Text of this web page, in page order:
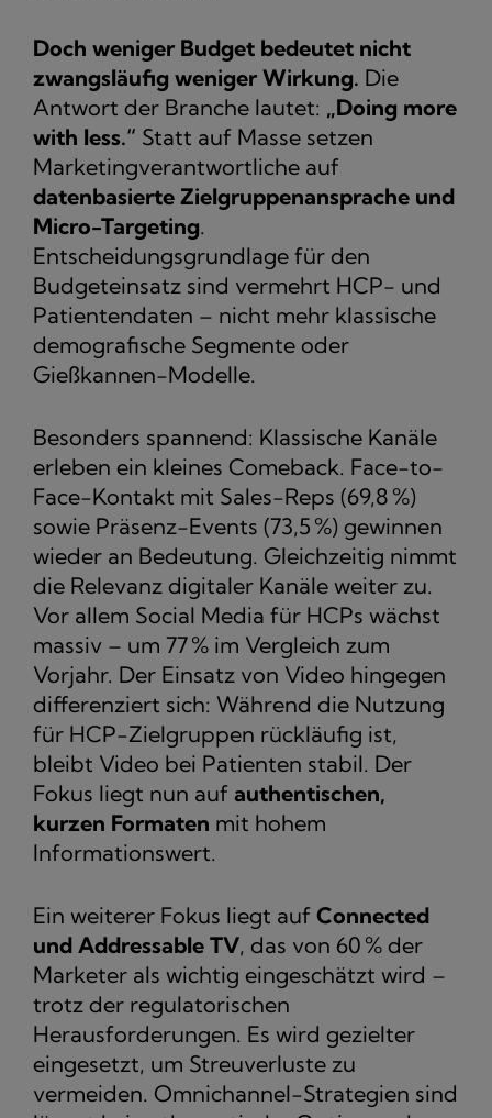
Doch weniger Budget bedeutet nicht
zwangsläufig weniger Wirkung. Die
Antwort der Branche lautet: „Doing more
with less.“ Statt auf Masse setzen
Marketingverantwortliche auf
datenbasierte Zielgruppenansprache und
Micro-Targeting.
Entscheidungsgrundlage für den
Budgeteinsatz sind vermehrt HCP- und
Patientendaten – nicht mehr klassische
demografische Segmente oder
Gießkannen-Modelle.
Besonders spannend: Klassische Kanäle
erleben ein kleines Comeback. Face-to-
Face-Kontakt mit Sales-Reps (69,8 %)
sowie Präsenz-Events (73,5 %) gewinnen
wieder an Bedeutung. Gleichzeitig nimmt
die Relevanz digitaler Kanäle weiter zu.
Vor allem Social Media für HCPs wächst
massiv – um 77 % im Vergleich zum
Vorjahr. Der Einsatz von Video hingegen
differenziert sich: Während die Nutzung
für HCP-Zielgruppen rückläufig ist,
bleibt Video bei Patienten stabil. Der
Fokus liegt nun auf authentischen,
kurzen Formaten mit hohem
Informationswert.
Ein weiterer Fokus liegt auf Connected
und Addressable TV, das von 60 % der
Marketer als wichtig eingeschätzt wird –
trotz der regulatorischen
Herausforderungen. Es wird gezielter
eingesetzt, um Streuverluste zu
vermeiden. Omnichannel-Strategien sind